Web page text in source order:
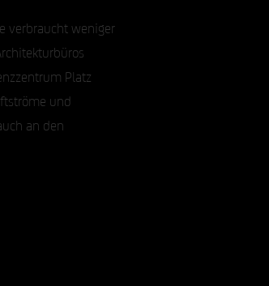
verbraucht weniger
Platz
und
an den